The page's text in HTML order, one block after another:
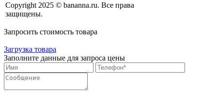
Copyright 2025 © bananna.ru. Все права
защищены.
Запросить стоимость товара
Загрузка товара
Заполните данные для запроса цены